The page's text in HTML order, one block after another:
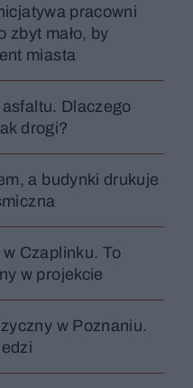
pracowni
zbyt mało, by
miasta
Dlaczego
drogi?
a budynki drukuje
Czaplinku. To
w projekcie
w Poznaniu.